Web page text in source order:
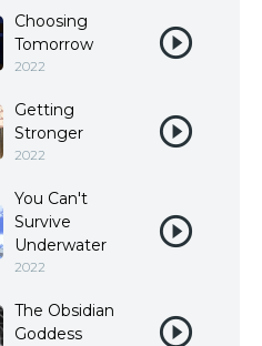
Choosing
Tomorrow
2022
Getting
Stronger
2022
You Can't
Survive
Underwater
2022
The Obsidian
Goddess